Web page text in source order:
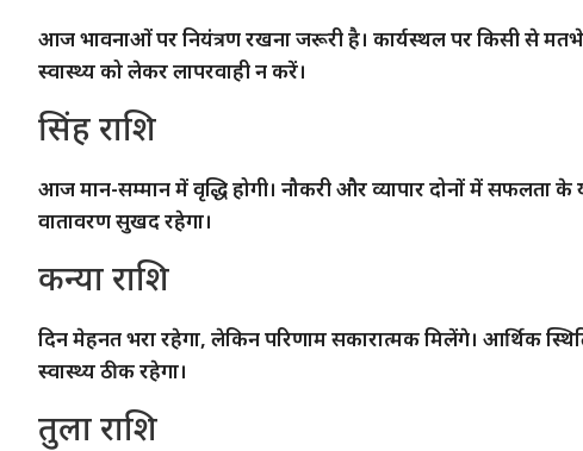
आज भावनाओं पर नियंत्रण रखना जरूरी है। कार्यस्थल पर किसी से
स्वास्थ्य को लेकर लापरवाही न करें।
सिंह राशि
आज मान-सम्मान में वृद्धि होगी। नौकरी और व्यापार दोनों में सफलता के
वातावरण सुखद रहेगा।
कन्या राशि
दिन मेहनत भरा रहेगा, लेकिन परिणाम सकारात्मक मिलेंगे। आर्थिक
स्वास्थ्य ठीक रहेगा।
तुला राशि